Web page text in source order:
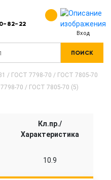
82-22
Вход
ПОИСК
/ ГОСТ 7798-70 / ГОСТ 7805-70
70 / ГОСТ 7805-70 (5)
Кл.пр./
Характеристика
10.9